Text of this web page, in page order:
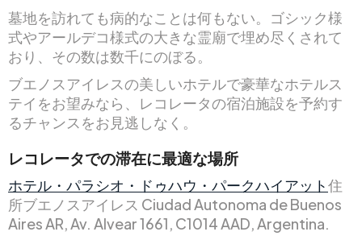
墓地を訪れても病的なことは何もない。ゴシック様
式やアールデコ様式の大きな霊廟で埋め尽くされて
おり、その数は数千にのぼる。
ブエノスアイレスの美しいホテルで豪華なホテルス
テイをお望みなら、レコレータの宿泊施設を予約す
るチャンスをお見逃しなく。
レコレータでの滞在に最適な場所
ホテル・パラシオ・ドゥハウ・パークハイアット住
所ブエノスアイレス Ciudad Autonoma de Buenos
Aires AR, Av. Alvear 1661, C1014 AAD, Argentina.